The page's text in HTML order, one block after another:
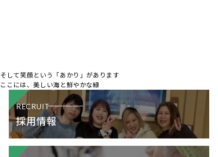
そして笑顔という 「あかり」があります
ここには、美しい海と鮮やかな緑
RECRUIT
採用情報